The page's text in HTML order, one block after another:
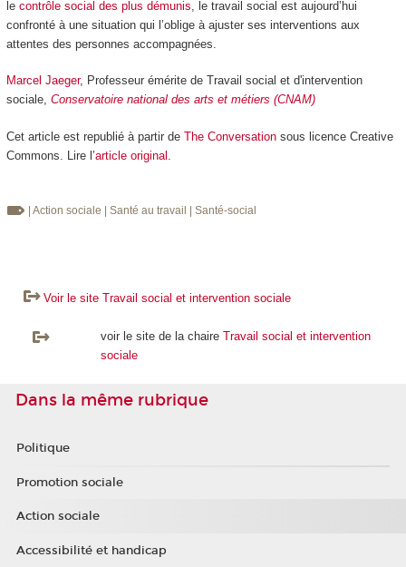
le contrôle social des plus démunis , le travail social est aujourd’hui
confronté à une situation qui l’oblige à ajuster ses interventions aux
attentes des personnes accompagnées.
Marcel Jaeger, Professeur émérite de Travail social et d'intervention
sociale, Conservatoire national des arts et métiers (CNAM)
Cet article est republié à partir de The Conversationsous licence Creative
Commons. Lire l’article original
| Action sociale | Santé au travail | Santé-social
Voir le site Travail social et intervention sociale
voir le site de la chaire Travail social et intervention
sociale
Dans la même rubrique
Politique
Promotion sociale
Action sociale
Accessibilité et handicap